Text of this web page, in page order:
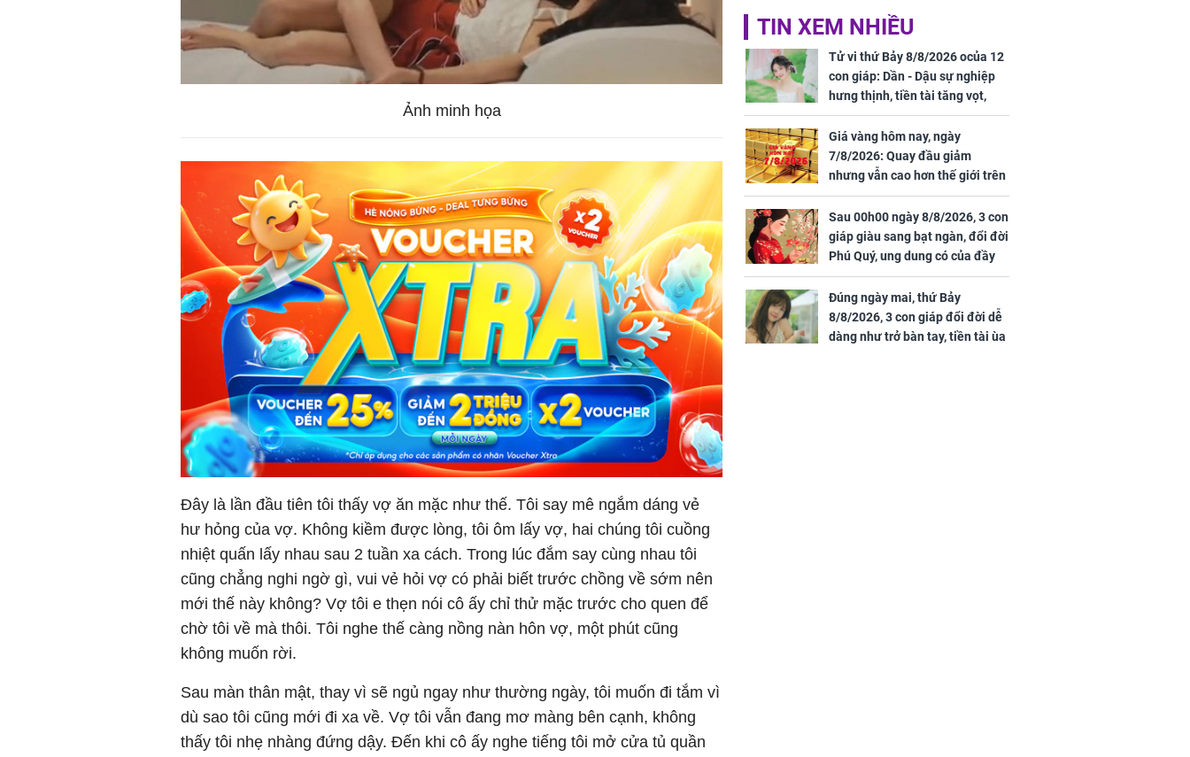
Ảnh minh họa
Đây là lần đầu tiên tôi thấy vợ ăn mặc như thế. Tôi say mê ngắm dáng vẻ
hư hỏng của vợ. Không kiềm được lòng, tôi ôm lấy vợ, hai chúng tôi cuồng
nhiệt quấn lấy nhau sau 2 tuần xa cách. Trong lúc đắm say cùng nhau tôi
cũng chẳng nghi ngờ gì, vui vẻ hỏi vợ có phải biết trước chồng về sớm nên
mới thế này không? Vợ tôi e thẹn nói cô ấy chỉ thử mặc trước cho quen để
chờ tôi về mà thôi. Tôi nghe thế càng nồng nàn hôn vợ, một phút cũng
không muốn rời.
Sau màn thân mật, thay vì sẽ ngủ ngay như thường ngày, tôi muốn đi tắm vì
dù sao tôi cũng mới đi xa về. Vợ tôi vẫn đang mơ màng bên cạnh, không
thấy tôi nhẹ nhàng đứng dậy. Đến khi cô ấy nghe tiếng tôi mở cửa tủ quần
TP.HCM: Nữ công nhân
tử vong trên đường đi
làm về trong khu công
nghiệp Sóng Thần
Đỗ Mỹ Linh hé lộ góc
bếp chill của nhà mới -
cạnh biệt thự bầu Hiển
Sau 00h00 ngày
8/8/2026, 3 con giáp
giàu sang bạt ngàn,
đổi đời Phú Quý, ung
dung có của đầy nhà,
ngày càng hưng thịnh
sung túc
TIN XEM NHIỀU
Tử vi thứ Bảy 8/8/2026 ocủa 12
con giáp: Dần - Dậu sự nghiệp
hưng thịnh, tiền tài tăng vọt,
Mão - Thân công việc bất trắc,
tiền mất tật mang
Giá vàng hôm nay, ngày
7/8/2026: Quay đầu giảm
nhưng vẫn cao hơn thế giới trên
7 triệu đồng
Sau 00h00 ngày 8/8/2026, 3 con
giáp giàu sang bạt ngàn, đổi đời
Phú Quý, ung dung có của đầy
nhà, ngày càng hưng thịnh sung
túc
Đúng ngày mai, thứ Bảy
8/8/2026, 3 con giáp đổi đời dễ
dàng như trở bàn tay, tiền tài ùa